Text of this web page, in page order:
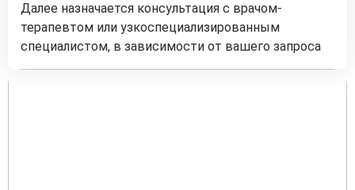
Далее назначается консультация с врачом-
терапевтом или узкоспециализированным
специалистом, в зависимости от вашего запроса